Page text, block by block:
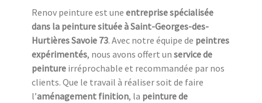
Renov peinture est une entreprise spécialisée
dans la peinture située à Saint-Georges-des-
Hurtières Savoie 73. Avec notre équipe de peintres
expérimentés, nous avons offert un service de
peinture irréprochable et recommandée par nos
clients. Que le travail à réaliser soit de faire
l’aménagement finition, la peinture de